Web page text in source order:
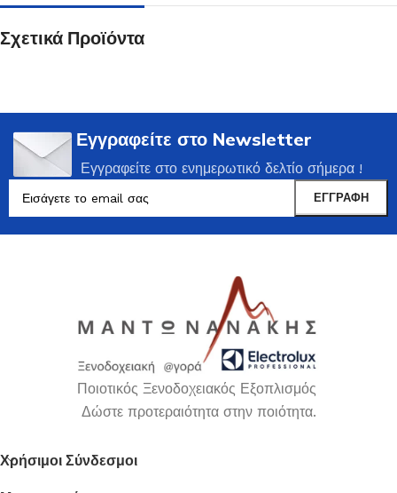
Σχετικά Προϊόντα
Εγγραφείτε στο Newsletter
Εγγραφείτε στο ενημερωτικό δελτίο σήμερα !
Ποιοτικός Ξενοδοχειακός Εξοπλισμός
Δώστε προτεραιότητα στην ποιότητα.
Χρήσιμοι Σύνδεσμοι